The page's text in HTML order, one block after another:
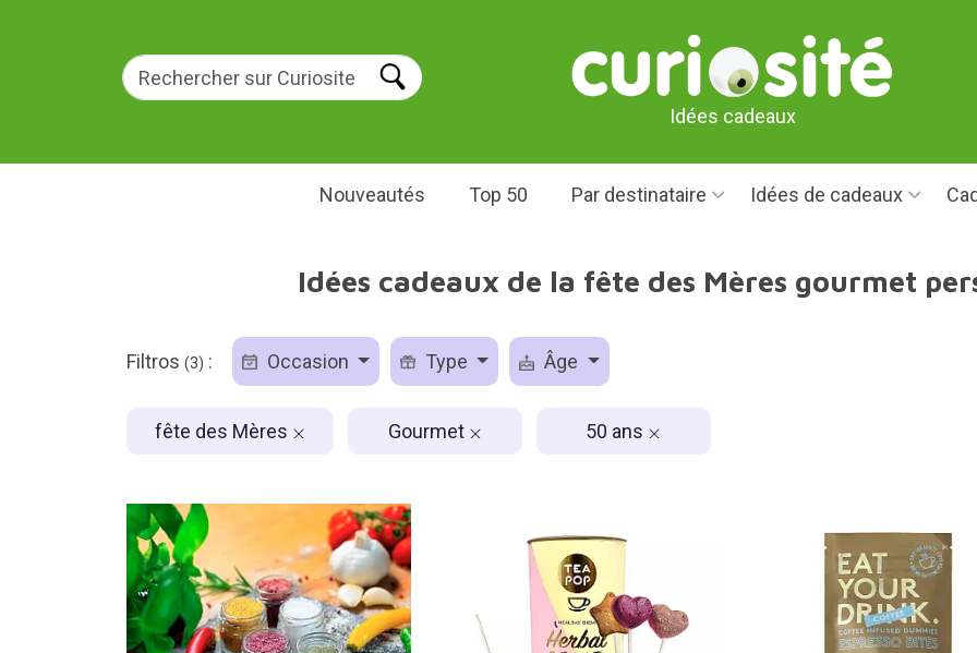
Idées cadeaux
Nouveautés Top 50 Par destinataire Idées de cadeaux
Idées cadeaux de la fête des Mères gourmet
Filtros (3) : Occasion Type Âge
fête des Mères Gourmet 50 ans